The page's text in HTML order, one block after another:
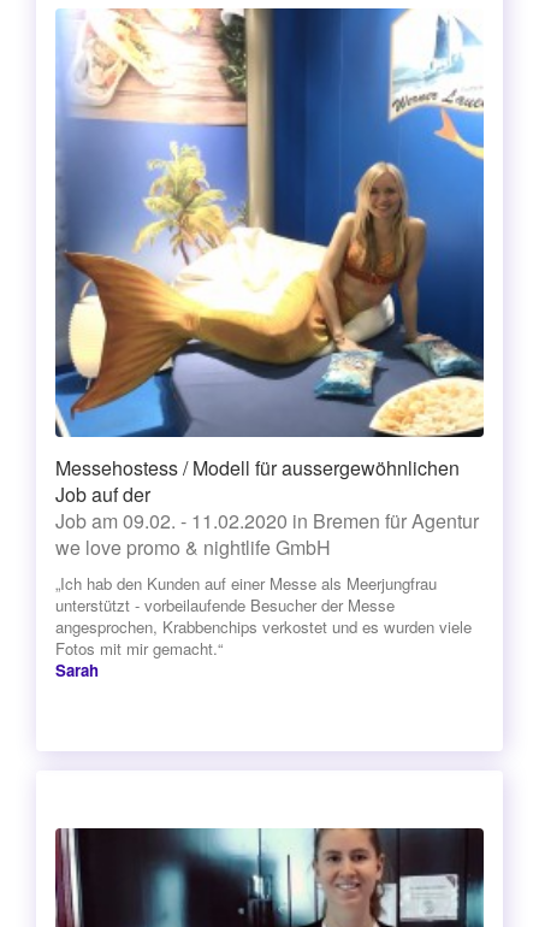
Messehostess / Modell für aussergewöhnlichen
Job auf der
Job am 09.02. - 11.02.2020 in Bremen für Agentur
we love promo & nightlife GmbH
„Ich hab den Kunden auf einer Messe als Meerjungfrau
unterstützt - vorbeilaufende Besucher der Messe
angesprochen, Krabbenchips verkostet und es wurden viele
Fotos mit mir gemacht.“
Sarah